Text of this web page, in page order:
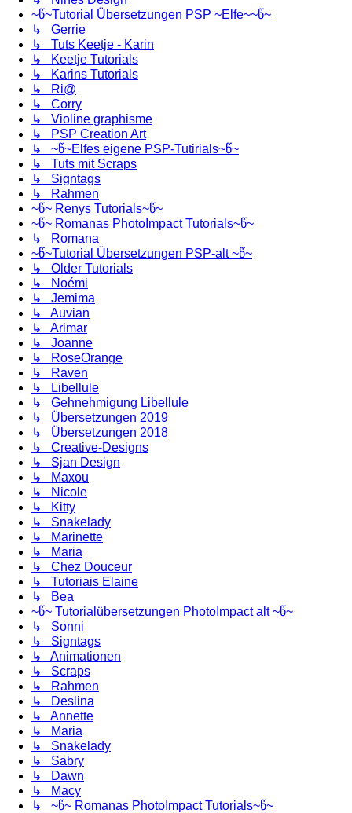
~წ~Tutorial Übersetzungen PSP ~Elfe~~წ~
↳ Gerrie
↳ Tuts Keetje - Karin
↳ Keetje Tutorials
↳ Karins Tutorials
↳ Ri@
↳ Corry
↳ Violine graphisme
↳ PSP Creation Art
↳ ~წ~Elfes eigene PSP-Tutirials~წ~
↳ Tuts mit Scraps
↳ Signtags
↳ Rahmen
~წ~ Renys Tutorials~წ~
~წ~ Romanas PhotoImpact Tutorials~წ~
↳ Romana
~წ~Tutorial Übersetzungen PSP-alt ~წ~
↳ Older Tutorials
↳ Noémi
↳ Jemima
↳ Auvian
↳ Arimar
↳ Joanne
↳ RoseOrange
↳ Raven
↳ Libellule
↳ Gehnehmigung Libellule
↳ Übersetzungen 2019
↳ Übersetzungen 2018
↳ Creative-Designs
↳ Sjan Design
↳ Maxou
↳ Nicole
↳ Kitty
↳ Snakelady
↳ Marinette
↳ Maria
↳ Chez Douceur
↳ Tutoriais Elaine
↳ Bea
~წ~ Tutorialübersetzungen PhotoImpact alt ~წ~
↳ Sonni
↳ Signtags
↳ Animationen
↳ Scraps
↳ Rahmen
↳ Deslina
↳ Annette
↳ Maria
↳ Snakelady
↳ Sabry
↳ Dawn
↳ Macy
↳ ~წ~ Romanas PhotoImpact Tutorials~წ~